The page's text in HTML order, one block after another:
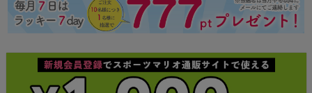
ジト
ップ